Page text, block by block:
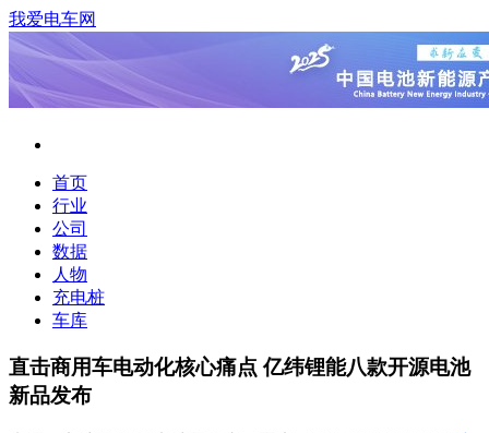
我爱电车网
首页
行业
公司
数据
人物
充电桩
车库
直击商用车电动化核心痛点 亿纬锂能八款开源电池
新品发布